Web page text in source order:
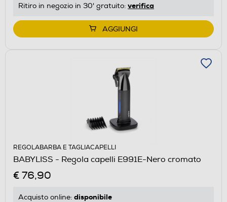
Ritiro in negozio in 30' gratuito: verifica
AGGIUNGI
REGOLABARBA E TAGLIACAPELLI
BABYLISS - Regola capelli E991E-Nero cromato
€ 76,90
Acquisto online: disponibile